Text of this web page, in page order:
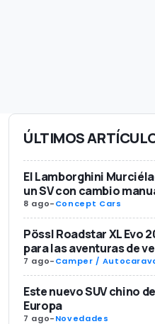
ÚLTIMOS
El Lamborghini
un SV con cambio
8 ago-Concept Cars
Pössl Roadstar XL Evo
para las aventuras de
7 ago-Camper /
Este nuevo SUV chino
Europa
7 ago-Novedades